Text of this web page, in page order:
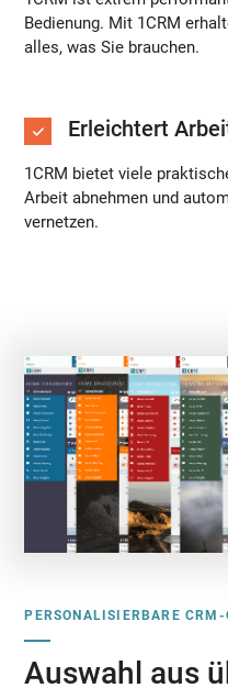
Bedienung. Mit 1CRM
alles, was Sie brauchen.
Erleichtert
1CRM bietet viele
Arbeit abnehmen und
vernetzen.
PERSONALISIERBARE CRM-
Auswahl aus